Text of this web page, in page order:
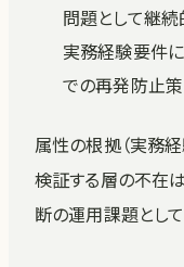
問題として継続
実務経験要件
での再発防止
属性の根拠（実務
検証する層の不在
断の運用課題とし